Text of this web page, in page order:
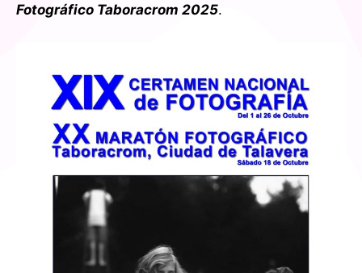
Fotográfico Taboracrom 2025.